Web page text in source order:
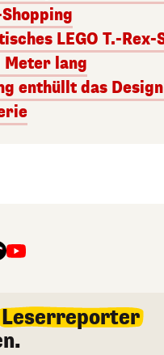
LEGO T.-
Meter lang
enthüllt das
Leserreporter